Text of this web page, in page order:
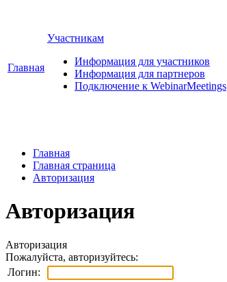
Главная
Участникам
Информация для участников
Информация для партнеров
Подключение к WebinarMeetings
Главная
Главная страница
Авторизация
Авторизация
Авторизация
Пожалуйста, авторизуйтесь:
Логин: